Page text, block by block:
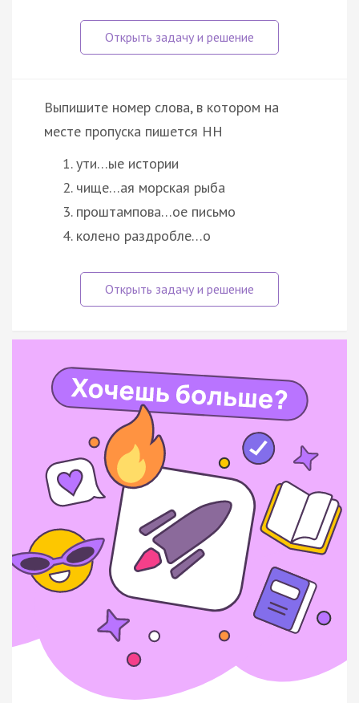
Выпишите номер слова, в котором на
месте пропуска пишется НН
ути…ые истории
чище…ая морская рыба
проштампова…ое письмо
колено раздробле…о